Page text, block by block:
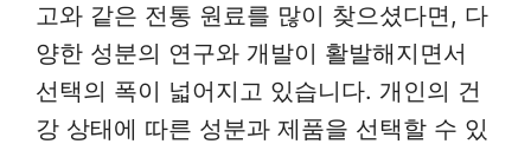
고와 같은 전통 원료를 많이 찾으셨다면, 다
양한 성분의 연구와 개발이 활발해지면서
선택의 폭이 넓어지고 있습니다. 개인의 건
강 상태에 따른 성분과 제품을 선택할 수 있